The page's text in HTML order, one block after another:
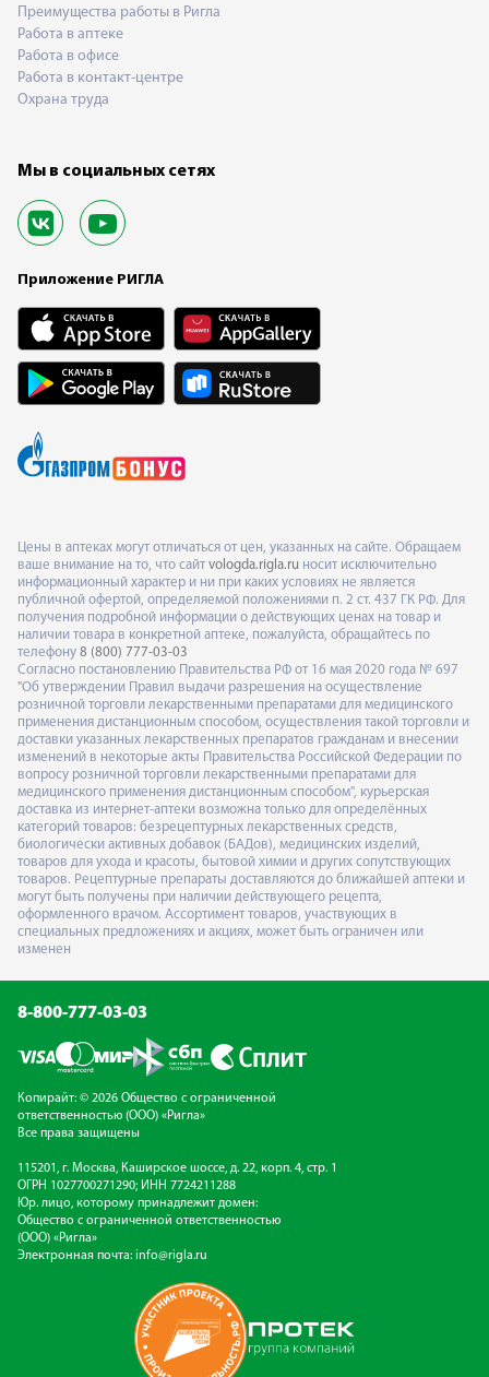
Преимущества работы в Ригла
Работа в аптеке
Работа в офисе
Работа в контакт-центре
Охрана труда
Мы в социальных сетях
Приложение РИГЛА
Цены в аптеках могут отличаться от цен, указанных на сайте. Обращаем
ваше внимание на то, что сайт vologda.rigla.ru носит исключительно
информационный характер и ни при каких условиях не является
публичной офертой, определяемой положениями п. 2 ст. 437 ГК РФ. Для
получения подробной информации о действующих ценах на товар и
наличии товара в конкретной аптеке, пожалуйста, обращайтесь по
телефону 8 (800) 777-03-03
Согласно постановлению Правительства РФ от 16 мая 2020 года № 697
"Об утверждении Правил выдачи разрешения на осуществление
розничной торговли лекарственными препаратами для медицинского
применения дистанционным способом, осуществления такой торговли и
доставки указанных лекарственных препаратов гражданам и внесении
изменений в некоторые акты Правительства Российской Федерации по
вопросу розничной торговли лекарственными препаратами для
медицинского применения дистанционным способом", курьерская
доставка из интернет-аптеки возможна только для определённых
категорий товаров: безрецептурных лекарственных средств,
биологически активных добавок (БАДов), медицинских изделий,
товаров для ухода и красоты, бытовой химии и других сопутствующих
товаров. Рецептурные препараты доставляются до ближайшей аптеки и
могут быть получены при наличии действующего рецепта,
оформленного врачом. Ассортимент товаров, участвующих в
специальных предложениях и акциях, может быть ограничен или
изменен
8-800-777-03-03
Копирайт: © 2026 Общество с ограниченной
ответственностью (ООО) «Ригла»
Все права защищены
115201, г. Москва, Каширское шоссе, д. 22, корп. 4, стр. 1
ОГРН 1027700271290; ИНН 7724211288
Юр. лицо, которому принадлежит домен:
Общество с ограниченной ответственностью
(ООО) «Ригла»
Электронная почта: info@rigla.ru